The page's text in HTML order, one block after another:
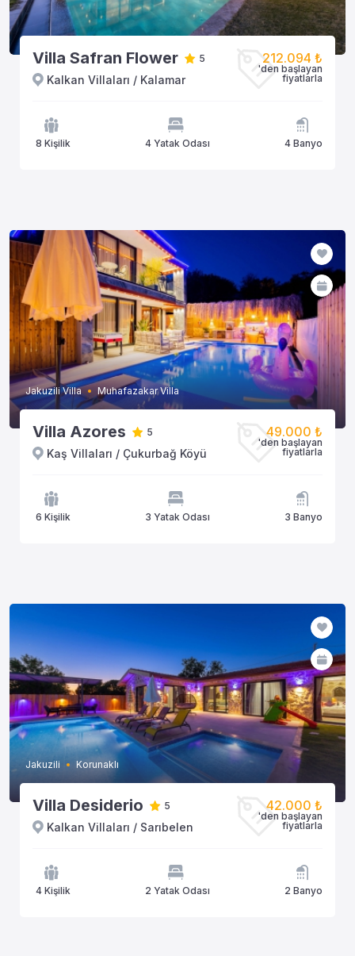
Villa Safran Flower 5
Kalkan Villaları / Kalamar
212.094 ₺
'den başlayan
fiyatlarla
8 Kişilik 4 Yatak Odası 4 Banyo
Jakuzili Villa Muhafazakar Villa
Villa Azores 5
Kaş Villaları / Çukurbağ Köyü
49.000 ₺
'den başlayan
fiyatlarla
6 Kişilik 3 Yatak Odası 3 Banyo
Jakuzili Korunaklı
Villa Desiderio 5
Kalkan Villaları / Sarıbelen
42.000 ₺
'den başlayan
fiyatlarla
4 Kişilik 2 Yatak Odası 2 Banyo